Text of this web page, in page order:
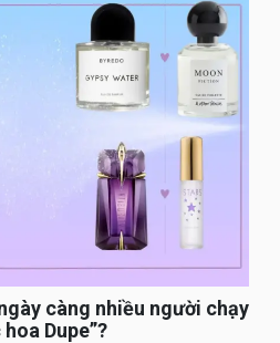
càng nhiều người chạy
Dupe”?